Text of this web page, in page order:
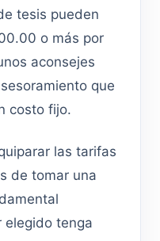
tesis pueden
o más por
aconsejes
que
costo fijo.
las tarifas
de tomar una
elegido tenga